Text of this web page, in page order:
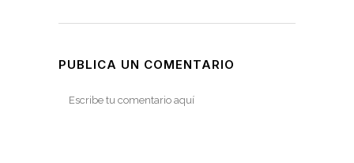
PUBLICA UN COMENTARIO